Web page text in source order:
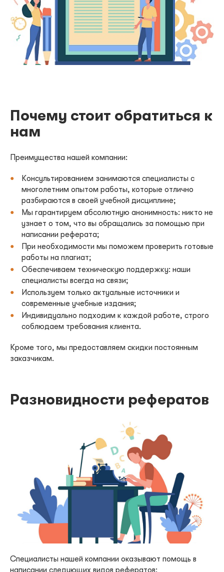
Почему стоит обратиться к
нам
Преимущества нашей компании:
Консультированием занимаются специалисты с
многолетним опытом работы, которые отлично
разбираются в своей учебной дисциплине;
Мы гарантируем абсолютную анонимность: никто не
узнает о том, что вы обращались за помощью при
написании реферата;
При необходимости мы поможем проверить готовые
работы на плагиат;
Обеспечиваем техническую поддержку: наши
специалисты всегда на связи;
Используем только актуальные источники и
современные учебные издания;
Индивидуально подходим к каждой работе, строго
соблюдаем требования клиента.
Кроме того, мы предоставляем скидки постоянным
заказчикам.
Разновидности рефератов
Специалисты нашей компании оказывают помощь в
написании следующих видов рефератов: